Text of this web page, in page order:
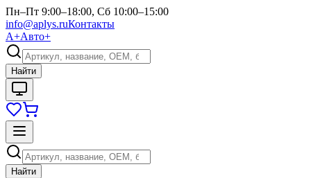
Пн–Пт 9:00–18:00, Сб 10:00–15:00
info@aplys.ruКонтакты
А+Авто+
Найти
Найти